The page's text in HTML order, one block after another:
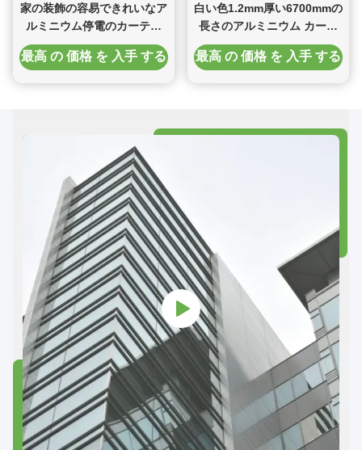
家の装飾の容易できれいなア
ルミニウム停電のカーテン
トラック4m
最高 の 価格 を 入手 する
白い色1.2mm厚い6700mmの
長さのアルミニウム カーテ
ン トラック白い色
最高 の 価格 を 入手 する